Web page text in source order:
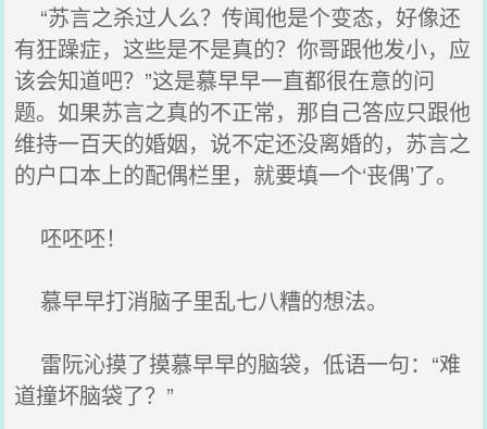
“苏言之杀过人么？传闻他是个变态，好像还
有狂躁症，这些是不是真的？你哥跟他发小，应
该会知道吧？”这是慕早早一直都很在意的问
题。如果苏言之真的不正常，那自己答应只跟他
维持一百天的婚姻，说不定还没离婚的，苏言之
的户口本上的配偶栏里，就要填一个‘丧偶’了。
呸呸呸！
慕早早打消脑子里乱七八糟的想法。
雷阮沁摸了摸慕早早的脑袋，低语一句：“难
道撞坏脑袋了？”